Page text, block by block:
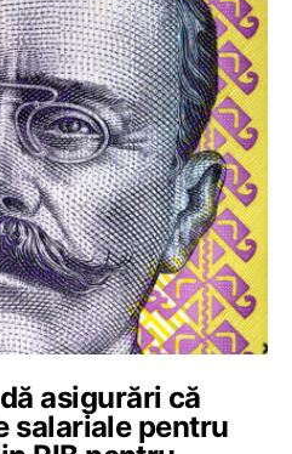
asigurări că
salariale pentru